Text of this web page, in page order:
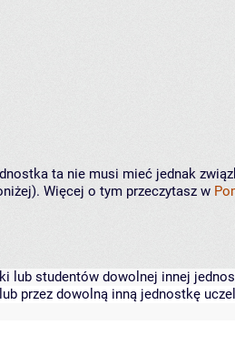
ta nie musi mieć jednak
Więcej o tym przeczytasz w
lub studentów dowolnej innej
przez dowolną inną jednostkę